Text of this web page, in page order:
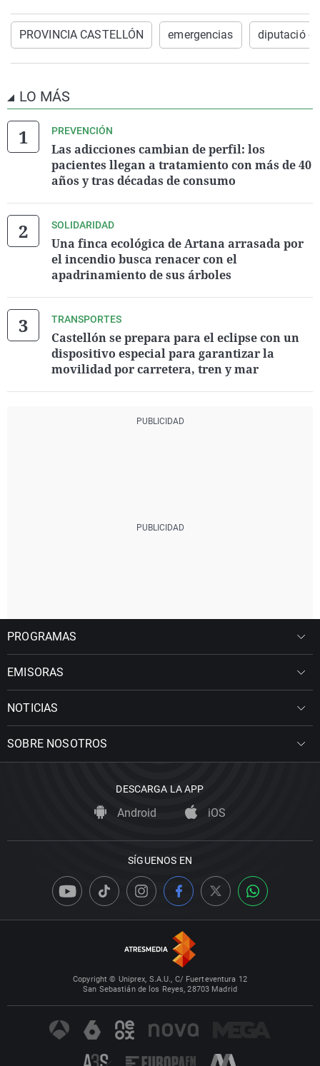
PROVINCIA CASTELLÓN emergencias diputació
LO MÁS
PREVENCIÓN
Las adicciones cambian de perfil: los
pacientes llegan a tratamiento con más de 40
años y tras décadas de consumo
SOLIDARIDAD
Una finca ecológica de Artana arrasada por
el incendio busca renacer con el
apadrinamiento de sus árboles
TRANSPORTES
Castellón se prepara para el eclipse con un
dispositivo especial para garantizar la
movilidad por carretera, tren y mar
PROGRAMAS
EMISORAS
NOTICIAS
SOBRE NOSOTROS
DESCARGA LA APP
Android iOS
SÍGUENOS EN
Copyright © Uniprex, S.A.U., C/ Fuerteventura 12
San Sebastián de los Reyes, 28703 Madrid